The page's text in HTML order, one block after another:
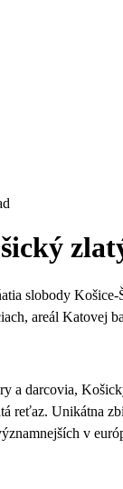
slobody
areál Katovej
a darcovia,
reťaz. Unikátna
v